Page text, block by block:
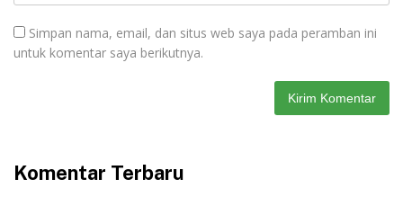
Simpan nama, email, dan situs web saya pada peramban ini
untuk komentar saya berikutnya.
Komentar Terbaru